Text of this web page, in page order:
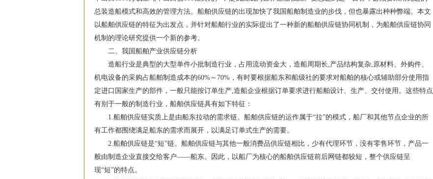
总装造船模式和高效的管理方法。船舶供应链的出现加快了我国船舶制造业的步伐，但也暴露出种种弊端。本文
以船舶供应链的特征为出发点，并针对船舶行业的实际提出了一种新的船舶供应链协同机制，为船舶供应链协同
机制的理论研究提供一个新的参考。
二、我国船舶产业供应链分析
造船行业是典型的大型单件小批制造行业，占用流动资金大，造船周期长,产品结构复杂,原材料、外购件、
机电设备的采购占船舶制造成本的60%～70%，有时要根据船东和船级社的要求对船舶的核心或辅助部分使用指
定进口国家生产的部件，一般只能按订单生产,造船企业根据订单要求进行船舶设计、生产、交付使用。这些特点
有别于一般的制造行业，船舶供应链具有如下特征：
1.船舶供应链实质上是由船东拉动的需求链。船舶供应链的运作属于“拉”的模式，船厂和其他节点企业的所
有工作都围绕满足船东的需求而展开，以满足订单式生产的需要。
2.船舶供应链是“短”链。船舶供应链与其他一般消费品供应链相比，少有代理环节，没有零售环节，产品一
般由制造企业直接交给客户——船东。因此，以船厂为核心的船舶供应链前后网链都较短，整个供应链呈
现“短”的特点。